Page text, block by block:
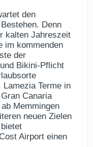
den
Denn
kalten Jahreszeit
im kommenden
der
Bikini-Pflicht
Terme in
Canaria
Memmingen
neuen Zielen
Airport einen